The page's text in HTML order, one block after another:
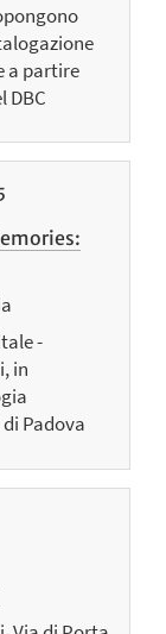
a partire
DBC
-
in
Padova